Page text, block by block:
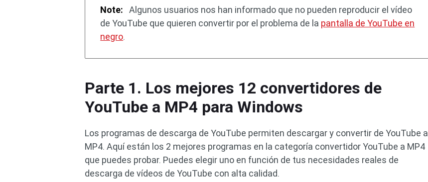
Note:
Algunos usuarios nos han informado que no pueden reproducir el vídeo
de YouTube que quieren convertir por el problema de la pantalla de YouTube en
negro.
Parte 1. Los mejores 12 convertidores de
YouTube a MP4 para Windows
Los programas de descarga de YouTube permiten descargar y convertir de YouTube a
MP4. Aquí están los 2 mejores programas en la categoría convertidor YouTube a MP4
que puedes probar. Puedes elegir uno en función de tus necesidades reales de
descarga de vídeos de YouTube con alta calidad.